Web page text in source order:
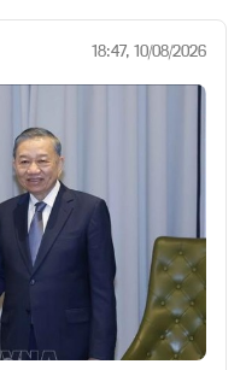
18:47, 10/08/2026